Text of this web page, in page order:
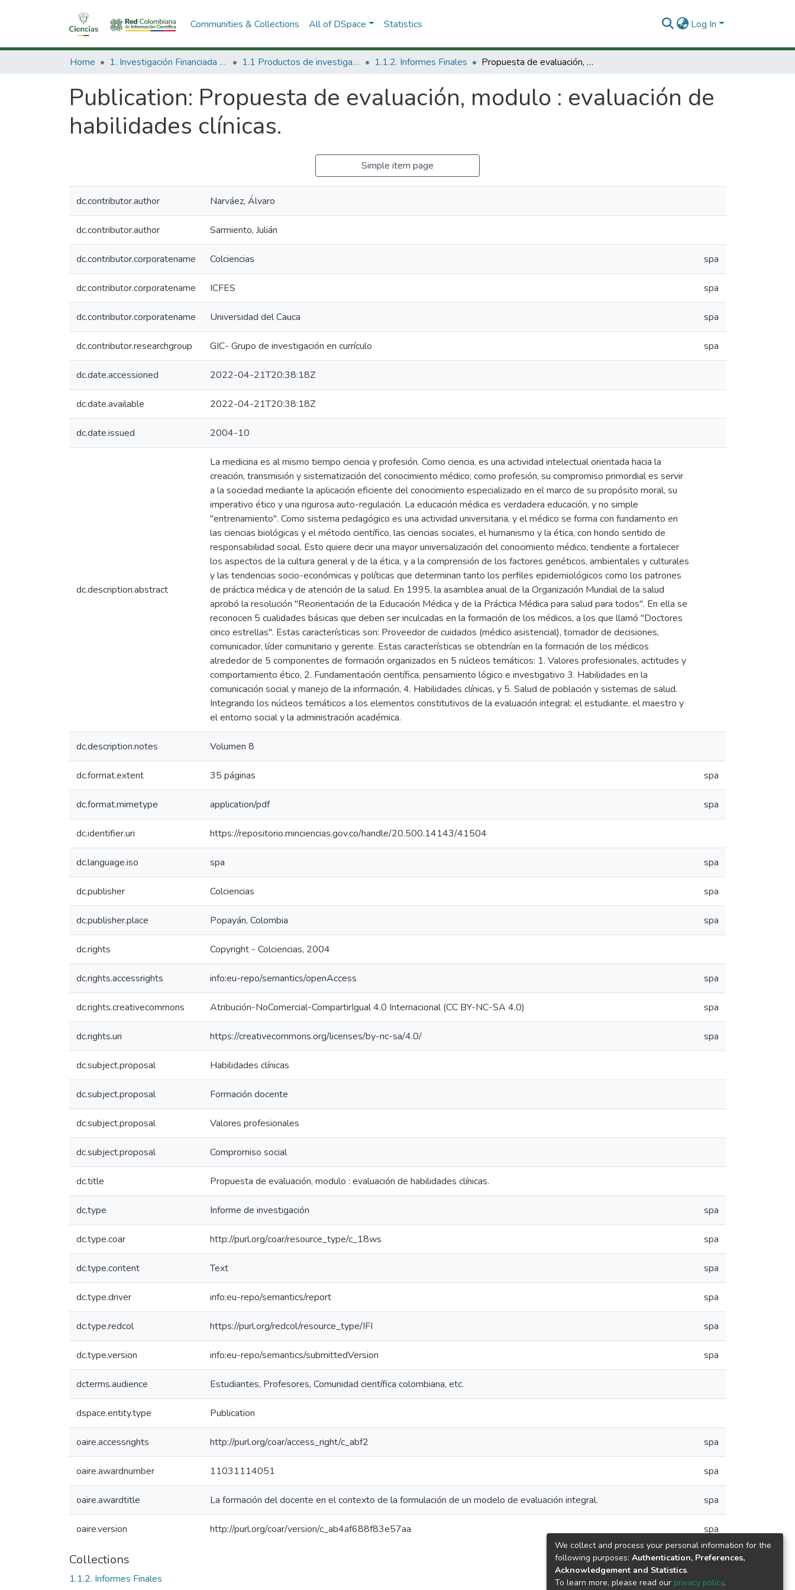
Communities & Collections All of DSpace Statistics Log In
Home 1. Investigación Financiada con Recursos Públicos 1.1 Productos de investigación 1.1.2. Informes Finales Propuesta de evaluación, modulo : evaluación de habilidades clínicas.
Publication: Propuesta de evaluación, modulo : evaluación de
habilidades clínicas.
Simple item page
dc.contributor.author Narváez, Álvaro
dc.contributor.author Sarmiento, Julián
dc.contributor.corporatename Colciencias spa
dc.contributor.corporatename ICFES spa
dc.contributor.corporatename Universidad del Cauca spa
dc.contributor.researchgroup GIC- Grupo de investigación en currículo spa
dc.date.accessioned 2022-04-21T20:38:18Z
dc.date.available 2022-04-21T20:38:18Z
dc.date.issued 2004-10
dc.description.abstract
La medicina es al mismo tiempo ciencia y profesión. Como ciencia, es una actividad intelectual orientada hacia la
creación, transmisión y sistematización del conocimiento médico; como profesión, su compromiso primordial es servir
a la sociedad mediante la aplicación eficiente del conocimiento especializado en el marco de su propósito moral, su
imperativo ético y una rigurosa auto-regulación. La educación médica es verdadera educación, y no simple
"entrenamiento". Como sistema pedagógico es una actividad universitaria, y el médico se forma con fundamento en
las ciencias biológicas y el método científico, las ciencias sociales, el humanismo y la ética, con hondo sentido de
responsabilidad social. Esto quiere decir una mayor universalización del conocimiento médico, tendiente a fortalecer
los aspectos de la cultura general y de la ética, y a la comprensión de los factores genéticos, ambientales y culturales
y las tendencias socio-económicas y políticas que determinan tanto los perfiles epidemiológicos como los patrones
de práctica médica y de atención de la salud. En 1995, la asamblea anual de la Organización Mundial de la salud
aprobó la resolución "Reorientación de la Educación Médica y de la Práctica Médica para salud para todos". En ella se
reconocen 5 cualidades básicas que deben ser inculcadas en la formación de los médicos, a los que llamó "Doctores
cinco estrellas". Estas características son: Proveedor de cuidados (médico asistencial), tomador de decisiones,
comunicador, líder comunitario y gerente. Estas características se obtendrían en la formación de los médicos
alrededor de 5 componentes de formación organizados en 5 núcleos temáticos: 1. Valores profesionales, actitudes y
comportamiento ético, 2. Fundamentación científica, pensamiento lógico e investigativo 3. Habilidades en la
comunicación social y manejo de la información, 4. Habilidades clínicas, y 5. Salud de población y sistemas de salud.
Integrando los núcleos temáticos a los elementos constitutivos de la evaluación integral: el estudiante, el maestro y
el entorno social y la administración académica.
dc.description.notes Volumen 8
dc.format.extent 35 páginas spa
dc.format.mimetype application/pdf spa
dc.identifier.uri https://repositorio.minciencias.gov.co/handle/20.500.14143/41504
dc.language.iso spa spa
dc.publisher Colciencias spa
dc.publisher.place Popayán, Colombia spa
dc.rights Copyright - Colciencias, 2004
dc.rights.accessrights info:eu-repo/semantics/openAccess spa
dc.rights.creativecommons Atribución-NoComercial-CompartirIgual 4.0 Internacional (CC BY-NC-SA 4.0) spa
dc.rights.uri https://creativecommons.org/licenses/by-nc-sa/4.0/ spa
dc.subject.proposal Habilidades clínicas
dc.subject.proposal Formación docente
dc.subject.proposal Valores profesionales
dc.subject.proposal Compromiso social
dc.title Propuesta de evaluación, modulo : evaluación de habilidades clínicas.
dc.type Informe de investigación spa
dc.type.coar http://purl.org/coar/resource_type/c_18ws spa
dc.type.content Text spa
dc.type.driver info:eu-repo/semantics/report spa
dc.type.redcol https://purl.org/redcol/resource_type/IFI spa
dc.type.version info:eu-repo/semantics/submittedVersion spa
dcterms.audience Estudiantes, Profesores, Comunidad científica colombiana, etc.
dspace.entity.type Publication
oaire.accessrights http://purl.org/coar/access_right/c_abf2 spa
oaire.awardnumber 11031114051 spa
oaire.awardtitle La formación del docente en el contexto de la formulación de un modelo de evaluación integral. spa
oaire.version http://purl.org/coar/version/c_ab4af688f83e57aa spa
Collections
1.1.2. Informes Finales
We collect and process your personal information for the
following purposes: Authentication, Preferences,
Acknowledgement and Statistics.
To learn more, please read our privacy policy.